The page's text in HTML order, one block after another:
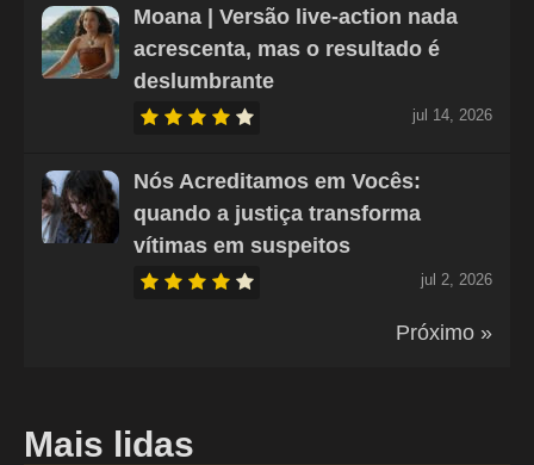
Moana | Versão live-action nada
acrescenta, mas o resultado é
deslumbrante
jul 14, 2026
Nós Acreditamos em Vocês:
quando a justiça transforma
vítimas em suspeitos
jul 2, 2026
Próximo »
Mais lidas